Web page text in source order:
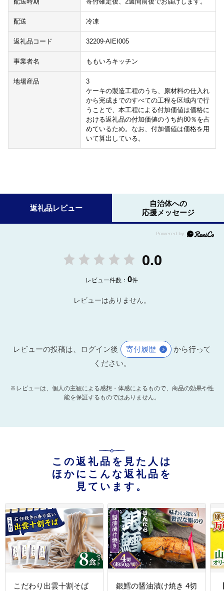
配送 冷凍
返礼品コード 32209-AIEI005
事業者名 ももいろキッチン
地場産品
3
ケーキの製造工程のうち、原材料の仕入れ
から完成までのすべての工程を区域内で行
うことで、本工程による付加価値は価格に
おける返礼品の付加価値のうち約80％を占
めているため。なお、付加価値は価格を用
いて算出している。
返礼品レビュー
自治体への
応援メッセージ
0.0
レビュー件数：0件
レビューはありません。
レビューの投稿は、ログイン後 寄付履歴
から行って
ください。
※レビューは、個人の主観による感想・体感によるもので、商品の効果や性
能を保証するものではありません。
この返礼品を見た人は
ほかにこんな返礼品を
見ています。
こだわり出雲十割そば
銀鱈の醤油漬け焼き 4切